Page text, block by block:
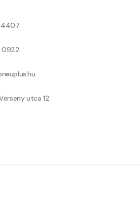
4407
0922
utca 12.